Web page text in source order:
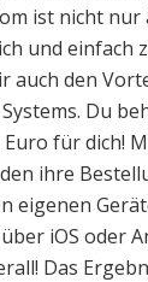
ist nicht
und einfach
auch den
Du
für dich!
ihre
eigenen
iOS oder
Das